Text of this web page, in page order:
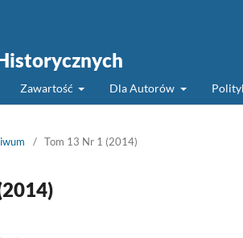
Zawartość Dla Autorów
/ Tom 13 Nr 1 (2014)